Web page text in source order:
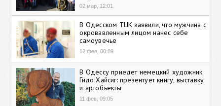
02 мар, 12:01
В Одесском ТЦК заявили, что мужчина с
окровавленным лицом нанес себе
самоувечье
12 фев, 00:09
В Одессу приедет немецкий художник
Гидо Хайсиг: презентует книгу, выставку
и артобъекты
11 фев, 09:05